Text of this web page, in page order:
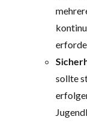
sollte